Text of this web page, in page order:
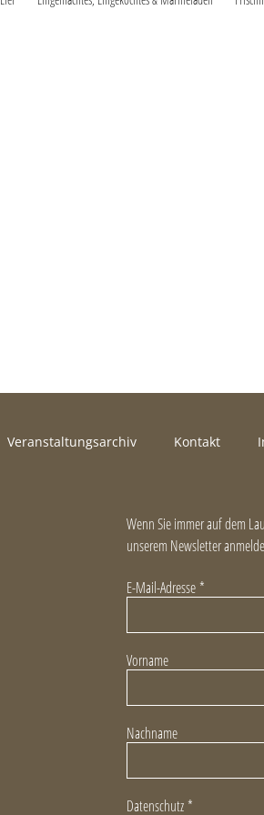
Veranstaltungsarchiv Kontakt
Wenn Sie immer auf dem
unserem Newsletter
E-Mail-Adresse *
Vorname
Nachname
Datenschutz *